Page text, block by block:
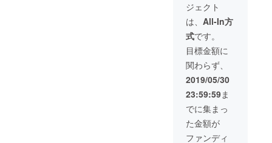
ジェクト
は、 All-In方
式です。
目標金額に
関わらず、
2019/05/30
23:59:59ま
でに集まっ
た金額が
ファンディ